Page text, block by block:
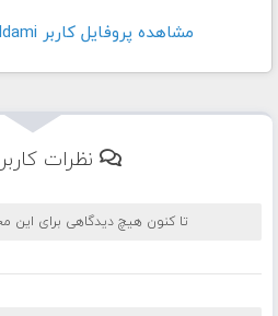
مشاهده پروفايل کاربر Abolfazl_moghaddami
نظرات
تا کنون هیچ دیدگاهی برای